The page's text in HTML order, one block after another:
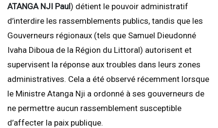
ATANGA NJI Paul) détient le pouvoir administratif
d’interdire les rassemblements publics, tandis que les
Gouverneurs régionaux (tels que Samuel Dieudonné
Ivaha Diboua de la Région du Littoral) autorisent et
supervisent la réponse aux troubles dans leurs zones
administratives. Cela a été observé récemment lorsque
le Ministre Atanga Nji a ordonné à ses gouverneurs de
ne permettre aucun rassemblement susceptible
d’affecter la paix publique.